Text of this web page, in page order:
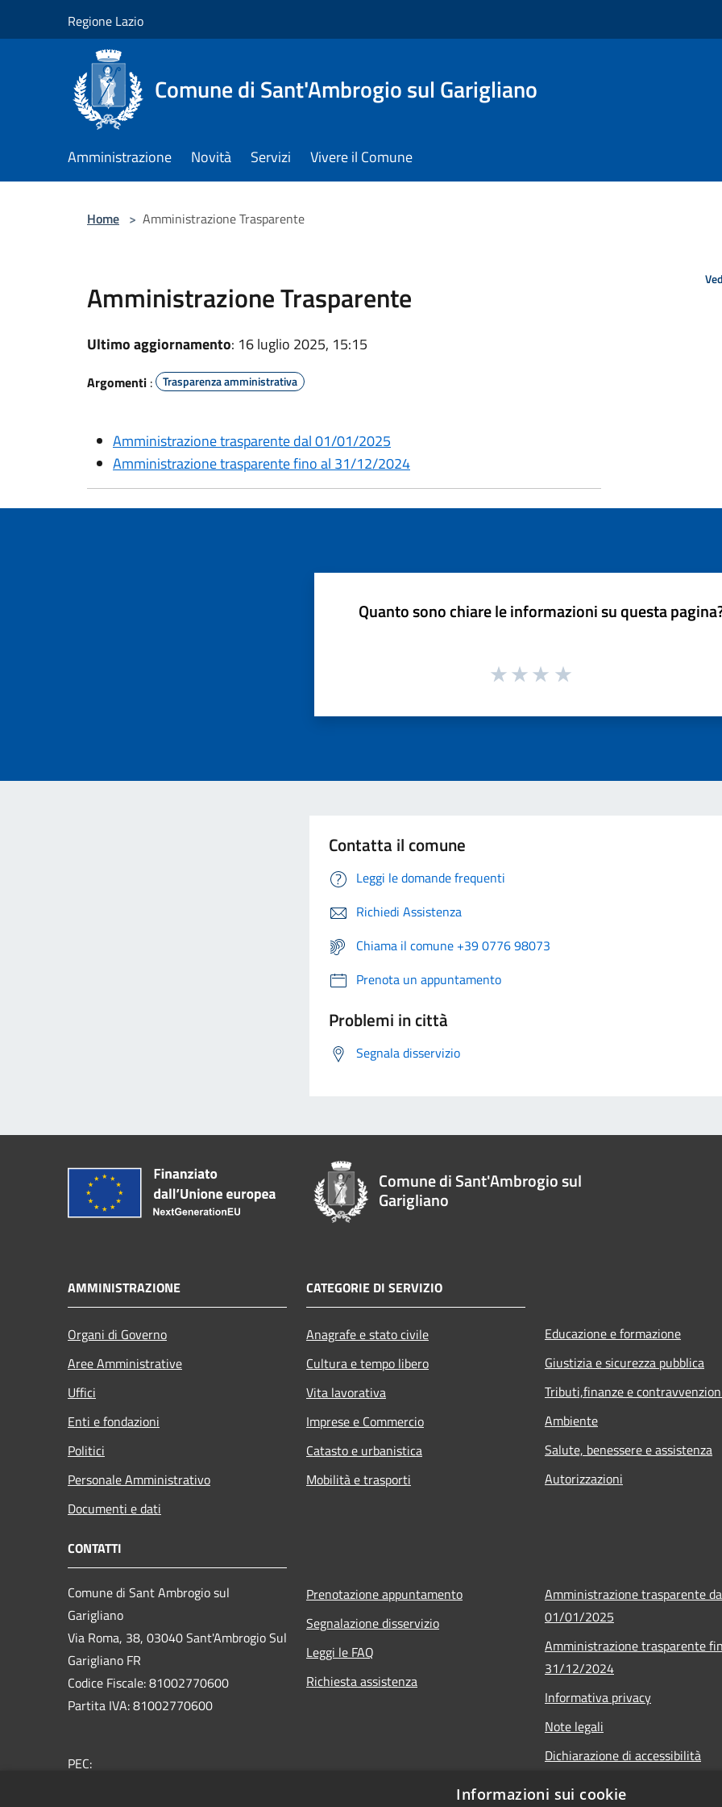
Regione Lazio
Comune di Sant'Ambrogio sul Garigliano
Amministrazione Novità Servizi Vivere il Comune
Home > Amministrazione Trasparente
Amministrazione Trasparente
Ultimo aggiornamento: 16 luglio 2025, 15:15
Argomenti : Trasparenza amministrativa
Amministrazione trasparente dal 01/01/2025
Amministrazione trasparente fino al 31/12/2024
Quanto sono chiare le informazioni su questa
Contatta il comune
Leggi le domande frequenti
Richiedi Assistenza
Chiama il comune +39 0776 98073
Prenota un appuntamento
Problemi in città
Segnala disservizio
Comune di Sant'Ambrogio sul
Garigliano
AMMINISTRAZIONE
Organi di Governo
Aree Amministrative
Uffici
Enti e fondazioni
Politici
Personale Amministrativo
Documenti e dati
CATEGORIE DI SERVIZIO
Anagrafe e stato civile
Cultura e tempo libero
Vita lavorativa
Imprese e Commercio
Catasto e urbanistica
Mobilità e trasporti
Educazione e formazione
Giustizia e sicurezza pubblica
Tributi,finanze e
Ambiente
Salute, benessere e assistenza
Autorizzazioni
CONTATTI
Comune di Sant Ambrogio sul
Garigliano
Via Roma, 38, 03040 Sant'Ambrogio Sul
Garigliano FR
Codice Fiscale: 81002770600
Partita IVA: 81002770600
PEC:
Prenotazione appuntamento
Segnalazione disservizio
Leggi le FAQ
Richiesta assistenza
Amministrazione trasparente
01/01/2025
Amministrazione trasparente
31/12/2024
Informativa privacy
Note legali
Dichiarazione di accessibilità
Informazioni sui cookie